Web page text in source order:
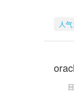
人
目